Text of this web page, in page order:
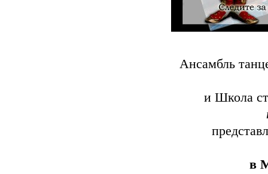
Ансамбль
и Школа
в